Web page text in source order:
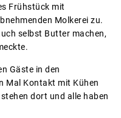
Frühstück mit
Molkerei zu.
selbst Butter machen,
Gäste in den
Mal Kontakt mit Kühen
dort und alle haben